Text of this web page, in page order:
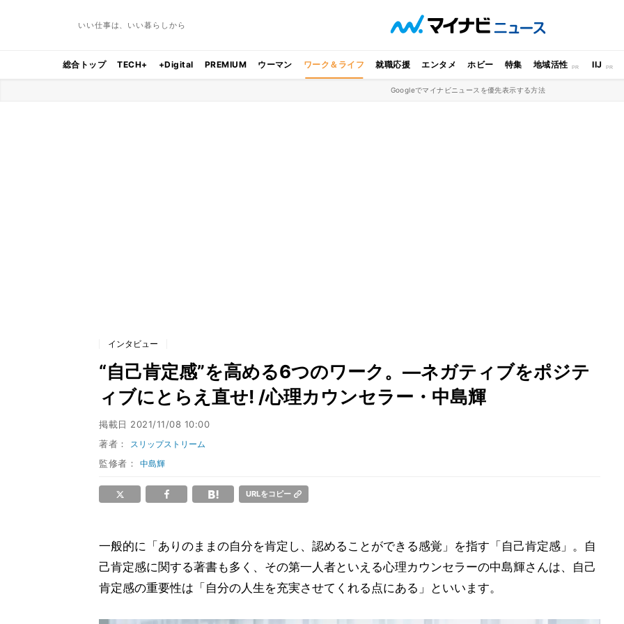
いい仕事は、いい暮らしから
総合トップ TECH+ +Digital PREMIUM ウーマン ワーク＆ライフ 就職応援 エンタメ ホビー 特集 地域活性 IIJ
Googleでマイナビニュースを優先表示する方法
インタビュー
“自己肯定感”を高める6つのワーク。―ネガティブをポジテ
ィブにとらえ直せ! /心理カウンセラー・中島輝
掲載日 2021/11/08 10:00
著者： スリップストリーム
監修者： 中島輝
URLをコピー
一般的に「ありのままの自分を肯定し、認めることができる感覚」を指す「自己肯定感」。自
己肯定感に関する著書も多く、その第一人者といえる心理カウンセラーの中島輝さんは、自己
肯定感の重要性は「自分の人生を充実させてくれる点にある」といいます。